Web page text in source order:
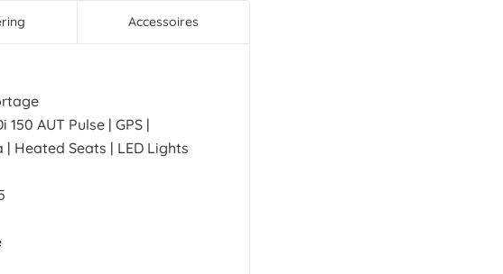
Accessoires
150 AUT Pulse | GPS |
| Heated Seats | LED Lights